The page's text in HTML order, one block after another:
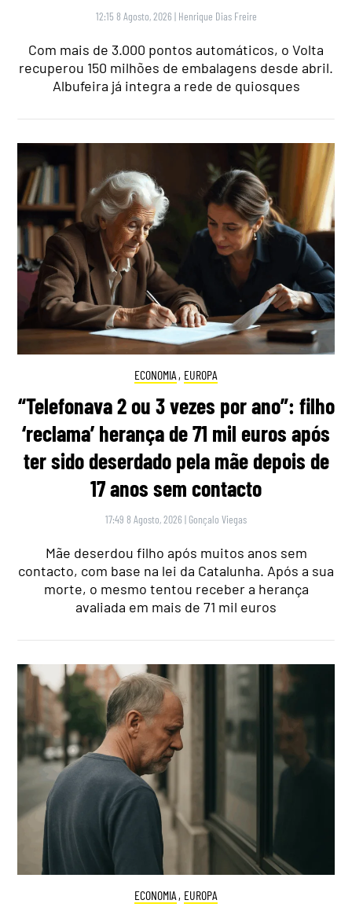
12:15 8 Agosto, 2026 | Henrique Dias Freire
Com mais de 3.000 pontos automáticos, o Volta
recuperou 150 milhões de embalagens desde abril.
Albufeira já integra a rede de quiosques
ECONOMIA , EUROPA
“Telefonava 2 ou 3 vezes por ano”: filho
‘reclama’ herança de 71 mil euros após
ter sido deserdado pela mãe depois de
17 anos sem contacto
17:49 8 Agosto, 2026 | Gonçalo Viegas
Mãe deserdou filho após muitos anos sem
contacto, com base na lei da Catalunha. Após a sua
morte, o mesmo tentou receber a herança
avaliada em mais de 71 mil euros
ECONOMIA , EUROPA